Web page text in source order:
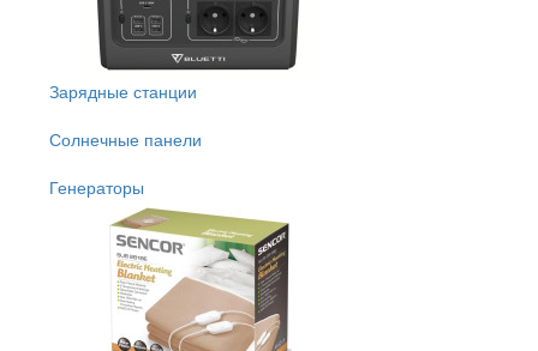
Зарядные станции
Солнечные панели
Генераторы